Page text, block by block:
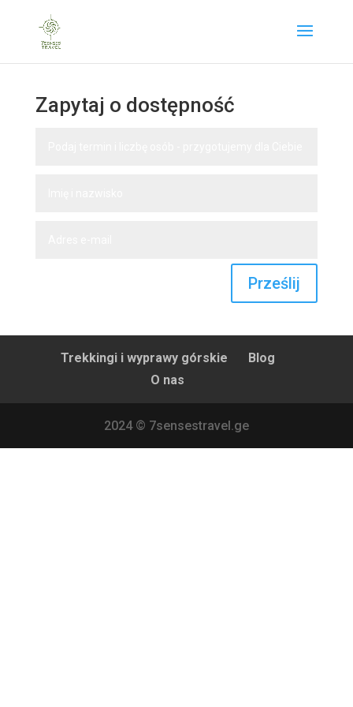
Zapytaj o dostępność
Prześlij
Trekkingi i wyprawy górskie
Blog
O nas
2024 © 7sensestravel.ge